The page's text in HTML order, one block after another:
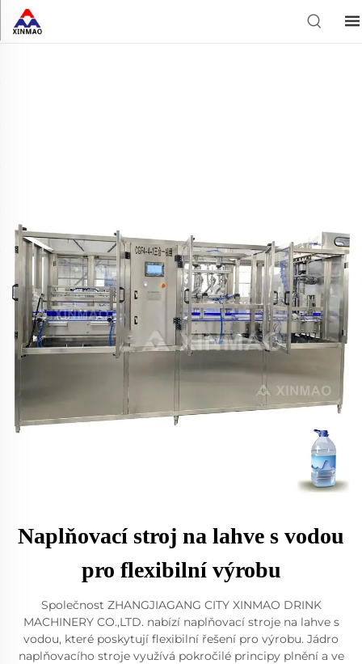
Naplňovací stroj na lahve s vodou
pro flexibilní výrobu
Společnost ZHANGJIAGANG CITY XINMAO DRINK
MACHINERY CO.,LTD. nabízí naplňovací stroje na lahve s
vodou, které poskytují flexibilní řešení pro výrobu. Jádro
naplňovacího stroje využívá pokročilé principy plnění a ve